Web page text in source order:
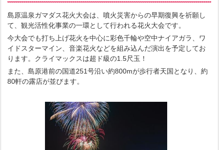
島原温泉ガマダス花火大会は、噴火災害からの早期復興を祈願し
て、観光活性化事業の一環として行われる花火大会です。
今大会でも打ち上げ花火を中心に彩色千輪や空中ナイアガラ、ワ
イドスターマイン、音楽花火などを組み込んだ演出を予定してお
ります。クライマックスは超ド級の1.5尺玉！
また、島原港前の国道251号沿い約800mが歩行者天国となり、約
80軒の露店が並びます。